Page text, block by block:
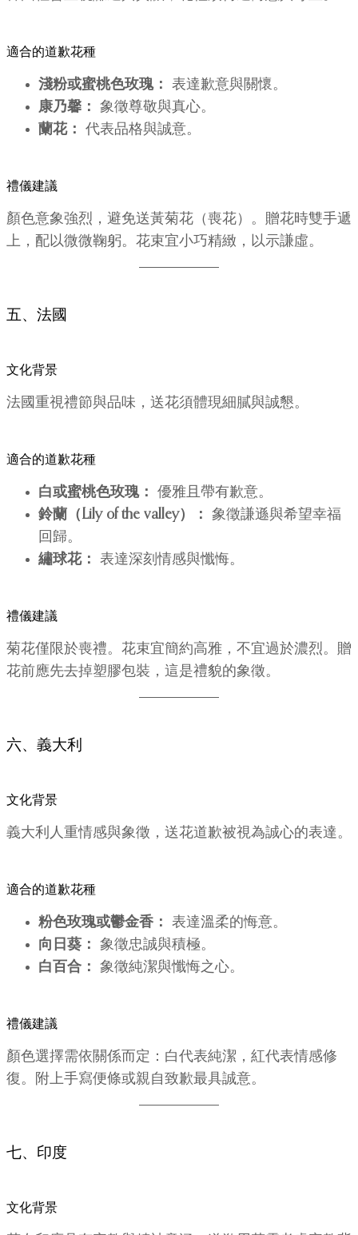
適合的道歉花種
淺粉或蜜桃色玫瑰：
表達歉意與關懷。
康乃馨：
象徵尊敬與真心。
蘭花：
代表品格與誠意。
禮儀建議
顏色意象強烈，避免送黃菊花（喪花）。贈花時雙手遞
上，配以微微鞠躬。花束宜小巧精緻，以示謙虛。
五、法國
文化背景
法國重視禮節與品味，送花須體現細膩與誠懇。
適合的道歉花種
白或蜜桃色玫瑰：
優雅且帶有歉意。
鈴蘭（Lily of the valley）：
象徵謙遜與希望幸福
回歸。
繡球花：
表達深刻情感與懺悔。
禮儀建議
菊花僅限於喪禮。花束宜簡約高雅，不宜過於濃烈。贈
花前應先去掉塑膠包裝，這是禮貌的象徵。
六、義大利
文化背景
義大利人重情感與象徵，送花道歉被視為誠心的表達。
適合的道歉花種
粉色玫瑰或鬱金香：
表達溫柔的悔意。
向日葵：
象徵忠誠與積極。
白百合：
象徵純潔與懺悔之心。
禮儀建議
顏色選擇需依關係而定：白代表純潔，紅代表情感修
復。附上手寫便條或親自致歉最具誠意。
七、印度
文化背景